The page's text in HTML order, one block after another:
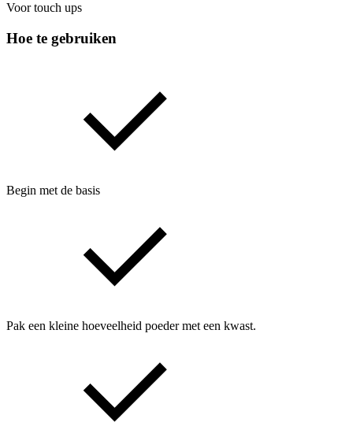
Voor touch ups
Hoe te gebruiken
Begin met de basis
Pak een kleine hoeveelheid poeder met een kwast.